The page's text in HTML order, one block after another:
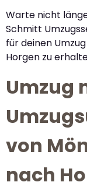
Warte nicht
Schmitt
für deinen
Horgen zu
Umzug
von
nach